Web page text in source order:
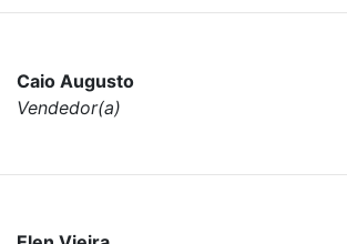
Caio Augusto
Vendedor(a)